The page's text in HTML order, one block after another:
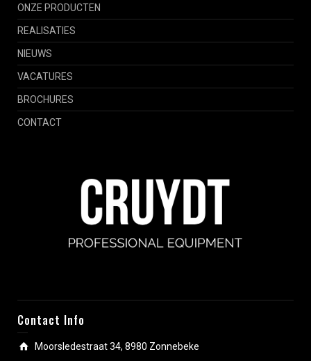
ONZE PRODUCTEN
REALISATIES
NIEUWS
VACATURES
BROCHURES
CONTACT
Contact Info
Moorsledestraat 34, 8980 Zonnebeke